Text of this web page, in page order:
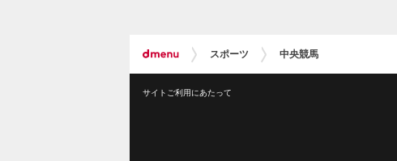
スポーツ 中央競馬
サイトご利用にあたって